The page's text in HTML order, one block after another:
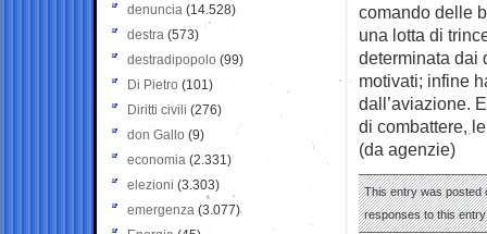
comando delle
una lotta di
determinata dai
motivati; infine
dall’aviazione.
di combattere,
(da agenzie)
This entry was posted
responses to this
denuncia (14.528)
destra (573)
destradipopolo (99)
Di Pietro (101)
Diritti civili (276)
don Gallo (9)
economia (2.331)
elezioni (3.303)
emergenza (3.077)